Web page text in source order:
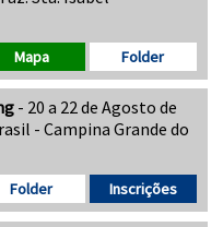
Folder
Mapa
- 20 a 22 de Agosto de
- Campina Grande do
Inscrições
Folder